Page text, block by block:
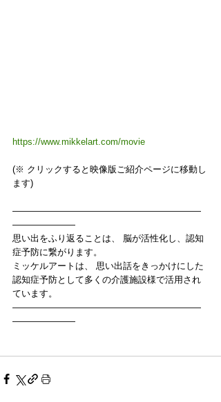
https://www.mikkelart.com/movie
(※ クリックすると映像版ご紹介ページに移動し
ます)
—————————————————————
———————
思い出をふり返ることは、 脳が活性化し、認知
症予防に繋がります。
ミッケルアートは、 思い出話をきっかけにした
認知症予防として多くの介護施設様で活用され
ています。
—————————————————————
———————